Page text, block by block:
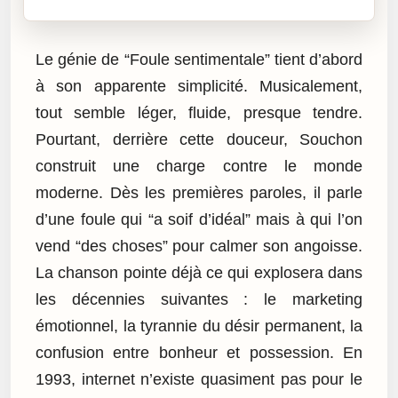
Le génie de “Foule sentimentale” tient d’abord
à son apparente simplicité. Musicalement,
tout semble léger, fluide, presque tendre.
Pourtant, derrière cette douceur, Souchon
construit une charge contre le monde
moderne. Dès les premières paroles, il parle
d’une foule qui “a soif d’idéal” mais à qui l’on
vend “des choses” pour calmer son angoisse.
La chanson pointe déjà ce qui explosera dans
les décennies suivantes : le marketing
émotionnel, la tyrannie du désir permanent, la
confusion entre bonheur et possession. En
1993, internet n’existe quasiment pas pour le